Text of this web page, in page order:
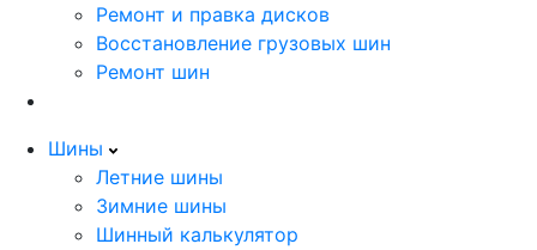
Ремонт и правка дисков
Восстановление грузовых шин
Ремонт шин
Шины
Летние шины
Зимние шины
Шинный калькулятор